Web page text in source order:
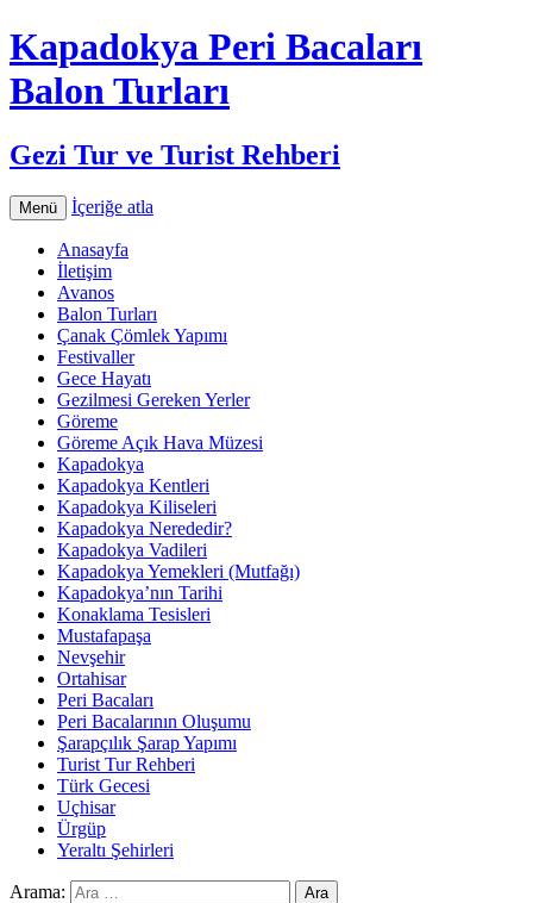
Kapadokya Peri Bacaları
Balon Turları
Gezi Tur ve Turist Rehberi
Menü İçeriğe atla
Anasayfa
İletişim
Avanos
Balon Turları
Çanak Çömlek Yapımı
Festivaller
Gece Hayatı
Gezilmesi Gereken Yerler
Göreme
Göreme Açık Hava Müzesi
Kapadokya
Kapadokya Kentleri
Kapadokya Kiliseleri
Kapadokya Nerededir?
Kapadokya Vadileri
Kapadokya Yemekleri (Mutfağı)
Kapadokya’nın Tarihi
Konaklama Tesisleri
Mustafapaşa
Nevşehir
Ortahisar
Peri Bacaları
Peri Bacalarının Oluşumu
Şarapçılık Şarap Yapımı
Turist Tur Rehberi
Türk Gecesi
Uçhisar
Ürgüp
Yeraltı Şehirleri
Arama: